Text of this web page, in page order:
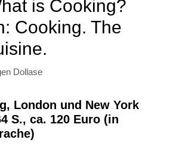
is Cooking?
Cooking. The
Dollase
London und New York
S., ca. 120 Euro (in